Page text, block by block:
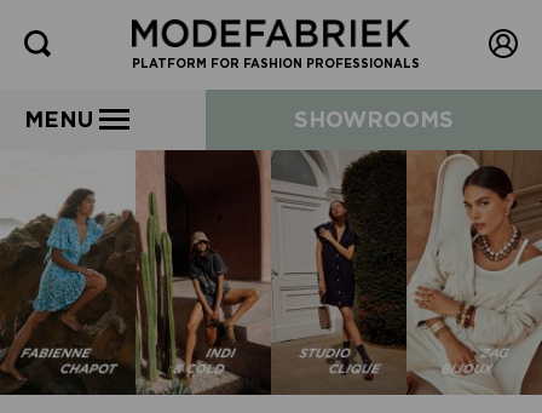
PLATFORM FOR FASHION PROFESSIONALS
MENU SHOWROOMS